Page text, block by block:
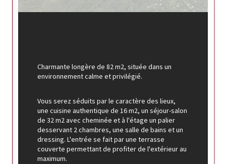
Charmante longère de 82 m2, située dans un
environnement calme et privilégié.
Vous serez séduits par le caractère des lieux,
une cuisine authentique de 16 m2, un séjour-salon
de 32 m2 avec cheminée et à l'étage un palier
desservant 2 chambres, une salle de bains et un
dressing. L'entrée se fait par une terrasse
couverte permettant de profiter de l'extérieur au
maximum.